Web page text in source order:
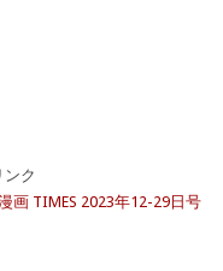
ク
画 TIMES 2023年12-29日号